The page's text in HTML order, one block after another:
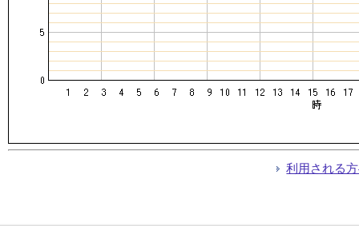
利用される